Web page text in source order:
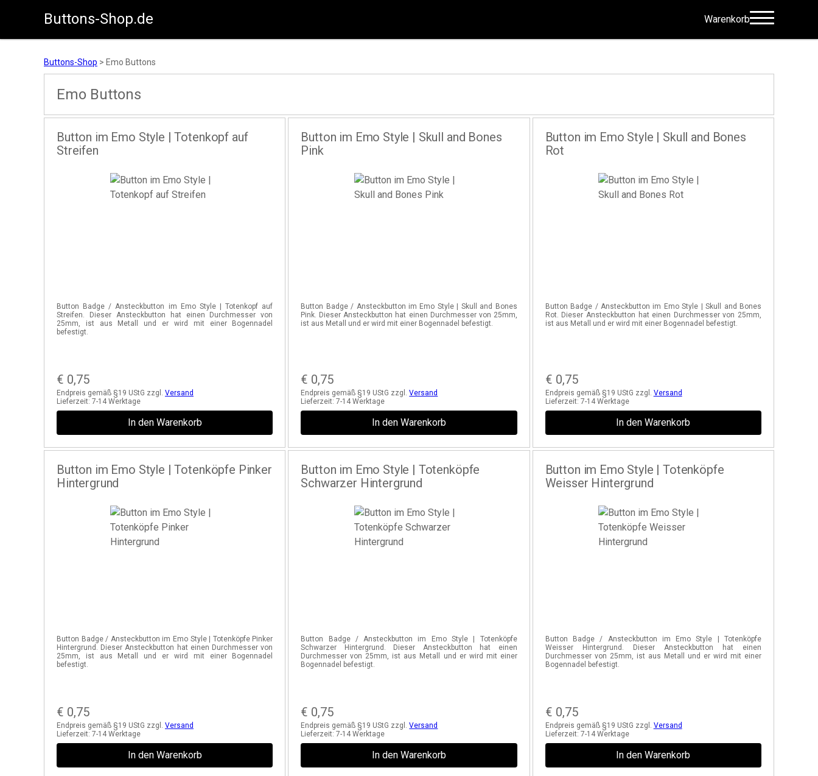
Zum Inhalt springen
Buttons-Shop.de Warenkorb
Buttons-Shop > Emo Buttons
Emo Buttons
Button im Emo Style | Totenkopf auf
Streifen
Button Badge / Ansteckbutton im Emo Style | Totenkopf auf
Streifen. Dieser Ansteckbutton hat einen Durchmesser von
25mm, ist aus Metall und er wird mit einer Bogennadel
befestigt.
€ 0,75
Endpreis gemäß §19 UStG zzgl. Versand
Lieferzeit: 7-14 Werktage
In den Warenkorb
Button im Emo Style | Skull and Bones
Pink
Button Badge / Ansteckbutton im Emo Style | Skull and Bones
Pink. Dieser Ansteckbutton hat einen Durchmesser von 25mm,
ist aus Metall und er wird mit einer Bogennadel befestigt.
€ 0,75
Endpreis gemäß §19 UStG zzgl.Versand
Lieferzeit:7-14 Werktage
In den Warenkorb
Button im Emo Style | Skull and Bones
Rot
Button Badge / Ansteckbutton im Emo Style | Skull and Bones
Rot. Dieser Ansteckbutton hat einen Durchmesser von 25mm,
ist aus Metall und er wird mit einer Bogennadel befestigt.
€ 0,75
Endpreis gemäß §19 UStG zzgl. Versand
Lieferzeit: 7-14 Werktage
In den Warenkorb
Button im Emo Style | Totenköpfe Pinker
Hintergrund
Button Badge / Ansteckbutton im Emo Style | Totenköpfe Pinker
Hintergrund. Dieser Ansteckbutton hat einen Durchmesser von
25mm, ist aus Metall und er wird mit einer Bogennadel
befestigt.
€ 0,75
Endpreis gemäß §19 UStG zzgl. Versand
Lieferzeit: 7-14 Werktage
In den Warenkorb
Button im Emo Style | Totenköpfe
Schwarzer Hintergrund
Button Badge / Ansteckbutton im Emo Style | Totenköpfe
Schwarzer Hintergrund. Dieser Ansteckbutton hat einen
Durchmesser von 25mm, ist aus Metall und er wird mit einer
Bogennadel befestigt.
€ 0,75
Endpreis gemäß §19 UStG zzgl.Versand
Lieferzeit:7-14 Werktage
In den Warenkorb
Button im Emo Style | Totenköpfe
Weisser Hintergrund
Button Badge / Ansteckbutton im Emo Style | Totenköpfe
Weisser Hintergrund. Dieser Ansteckbutton hat einen
Durchmesser von 25mm, ist aus Metall und er wird mit einer
Bogennadel befestigt.
€ 0,75
Endpreis gemäß §19 UStG zzgl. Versand
Lieferzeit: 7-14 Werktage
In den Warenkorb